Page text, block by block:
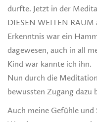
durfte. Jetzt in der
DIESEN WEITEN
Erkenntnis war ein
dagewesen, auch in all
Kind war kannte ich ihn.
Nun durch die
bewussten Zugang dazu
Auch meine Gefühle